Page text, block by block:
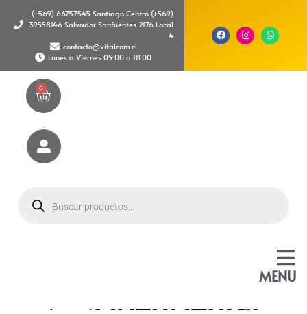
(+569) 66757545 Santiago Centro (+569)
39558146 Salvador Sanfuentes 2176 Local
4
contacto@vitalcom.cl
Lunes a Viernes 09:00 a 18:00
MENU
0